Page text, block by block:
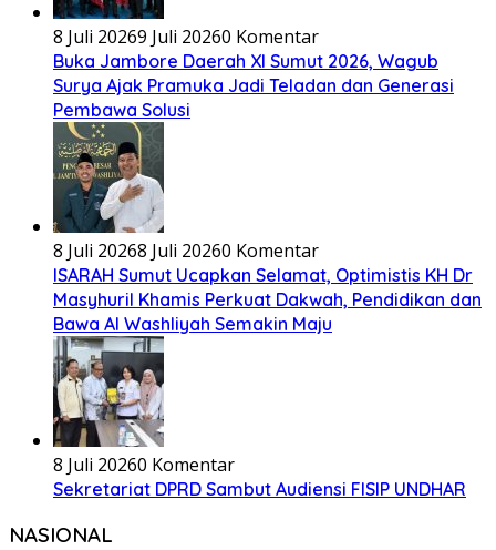
8 Juli 20269 Juli 20260 Komentar
Buka Jambore Daerah XI Sumut 2026, Wagub
Surya Ajak Pramuka Jadi Teladan dan Generasi
Pembawa Solusi
8 Juli 20268 Juli 20260 Komentar
ISARAH Sumut Ucapkan Selamat, Optimistis KH Dr
Masyhuril Khamis Perkuat Dakwah, Pendidikan dan
Bawa Al Washliyah Semakin Maju
8 Juli 20260 Komentar
Sekretariat DPRD Sambut Audiensi FISIP UNDHAR
NASIONAL